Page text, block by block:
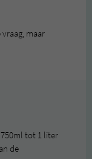
maar
tot 1 liter
de